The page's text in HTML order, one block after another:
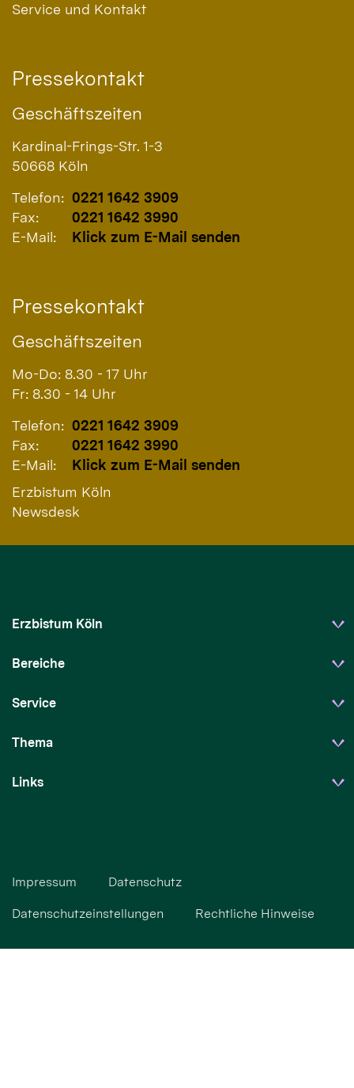
Service und Kontakt
Pressekontakt
Geschäftszeiten
Kardinal-Frings-Str. 1-3
50668 Köln
Telefon: 0221 1642 3909
Fax:
0221 1642 3990
E-Mail:
Klick zum E-Mail senden
Pressekontakt
Geschäftszeiten
Mo-Do: 8.30 - 17 Uhr
Fr: 8.30 - 14 Uhr
Telefon: 0221 1642 3909
Fax:
0221 1642 3990
E-Mail:
Klick zum E-Mail senden
Erzbistum Köln
Newsdesk
Erzbistum Köln
Bereiche
Service
Thema
Links
Impressum Datenschutz
Datenschutzeinstellungen Rechtliche Hinweise